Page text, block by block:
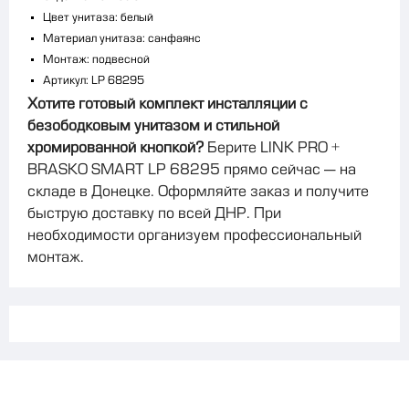
Цвет унитаза: белый
Материал унитаза: санфаянс
Монтаж: подвесной
Артикул: LP 68295
Хотите готовый комплект инсталляции с
безободковым унитазом и стильной
хромированной кнопкой? Берите LINK PRO +
BRASKO SMART LP 68295 прямо сейчас — на
складе в Донецке. Оформляйте заказ и получите
быструю доставку по всей ДНР. При
необходимости организуем профессиональный
монтаж.